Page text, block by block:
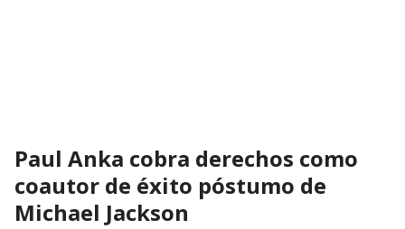
Paul Anka cobra derechos como
coautor de éxito póstumo de
Michael Jackson